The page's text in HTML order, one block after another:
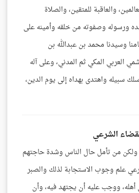
والعاقبة للمتقين، والصلاة
ورسوله وصفوته من خلقه وأمينه على
وسيدنا محمد بن عبدالله بن
العربي المكي ثم المدني، وعلى آله
سبيله واهتدى بهداه إلى يوم الدين،
الشرعي
من تأمل حال الناس وشدة حاجتهم
علم وجوب الاستجابة لذلك والصبر
أهله، ووجب عليه أن يجتهد فيه، وأن